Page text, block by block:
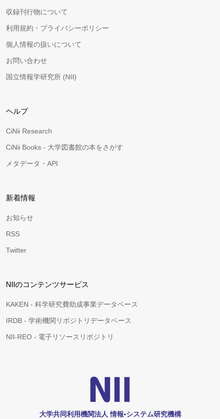
収録刊行物について
利用規約・プライバシーポリシー
個人情報の扱いについて
お問い合わせ
国立情報学研究所 (NII)
ヘルプ
CiNii Research
CiNii Books - 大学図書館の本をさがす
メタデータ・API
新着情報
お知らせ
RSS
Twitter
NIIのコンテンツサービス
KAKEN - 科学研究費助成事業データベース
IRDB - 学術機関リポジトリデータベース
NII-REO - 電子リソースリポジトリ
大学共同利用機関法人 情報•システム研究機構